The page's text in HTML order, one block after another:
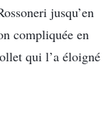
jusqu’en
compliquée en
qui l’a éloigné